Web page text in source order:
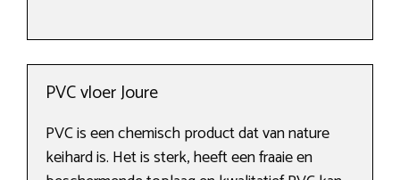
PVC vloer Joure
PVC is een chemisch product dat van nature
keihard is. Het is sterk, heeft een fraaie en